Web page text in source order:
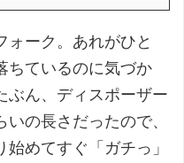
ォーク。あれがひと
ちているのに気づか
ぶん、ディスポーザー
の長さだったので、
めてすぐ「ガチっ」